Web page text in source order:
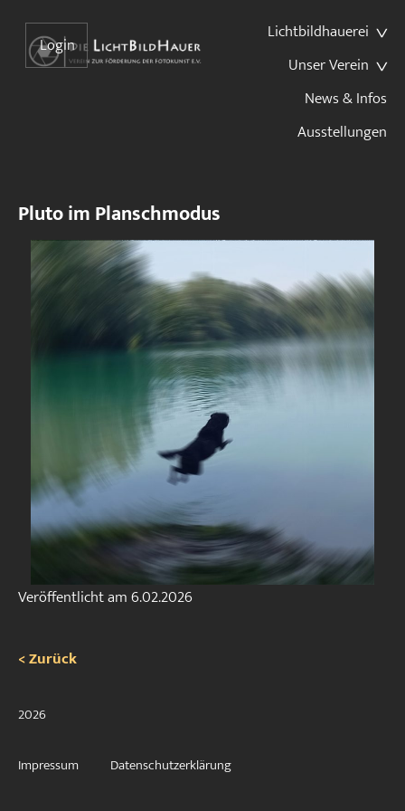
Lichtbildhauerei
Unser Verein
News & Infos
Ausstellungen
Login
Pluto im Planschmodus
Veröffentlicht am6.02.2026
< Zurück
2026
Impressum Datenschutzerklärung